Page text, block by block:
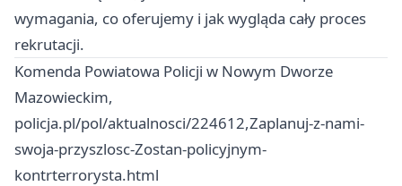
wymagania, co oferujemy i jak wygląda cały proces
rekrutacji.
Komenda Powiatowa Policji w Nowym Dworze
Mazowieckim,
policja.pl/pol/aktualnosci/224612,Zaplanuj-z-nami-
swoja-przyszlosc-Zostan-policyjnym-
kontrterrorysta.html